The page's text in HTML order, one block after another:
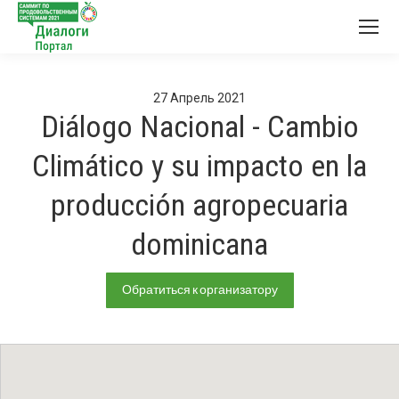
27Апрель 2021
Diálogo Nacional - Cambio
Climático y su impacto en la
producción agropecuaria
dominicana
Обратиться к организатору